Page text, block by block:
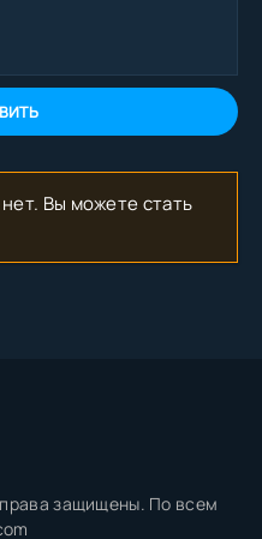
Вы можете стать
защищены. По всем